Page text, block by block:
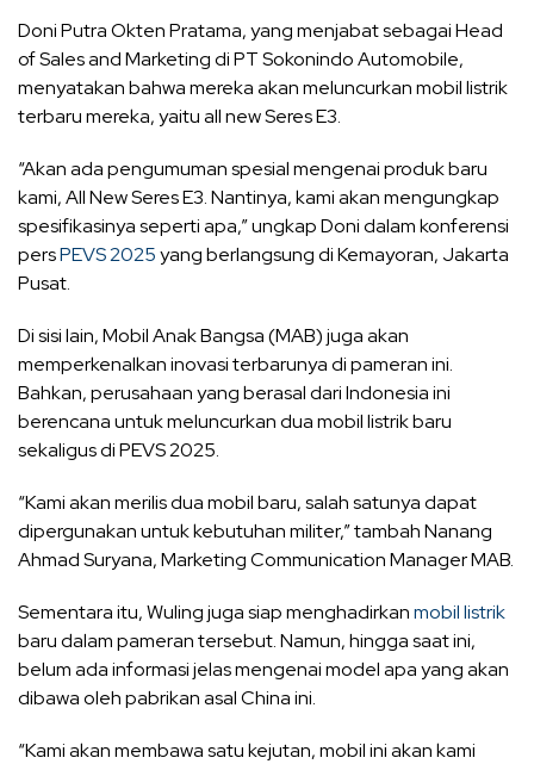
Doni Putra Okten Pratama, yang menjabat sebagai Head
of Sales and Marketing di PT Sokonindo Automobile,
menyatakan bahwa mereka akan meluncurkan mobil listrik
terbaru mereka, yaitu all new Seres E3.
“Akan ada pengumuman spesial mengenai produk baru
kami, All New Seres E3. Nantinya, kami akan mengungkap
spesifikasinya seperti apa,” ungkap Doni dalam konferensi
persPEVS 2025yang berlangsung di Kemayoran, Jakarta
Pusat.
Di sisi lain, Mobil Anak Bangsa (MAB) juga akan
memperkenalkan inovasi terbarunya di pameran ini.
Bahkan, perusahaan yang berasal dari Indonesia ini
berencana untuk meluncurkan dua mobil listrik baru
sekaligus di PEVS 2025.
“Kami akan merilis dua mobil baru, salah satunya dapat
dipergunakan untuk kebutuhan militer,” tambah Nanang
Ahmad Suryana, Marketing Communication Manager MAB.
Sementara itu, Wuling juga siap menghadirkanmobil listrik
baru dalam pameran tersebut. Namun, hingga saat ini,
belum ada informasi jelas mengenai model apa yang akan
dibawa oleh pabrikan asal China ini.
“Kami akan membawa satu kejutan, mobil ini akan kami